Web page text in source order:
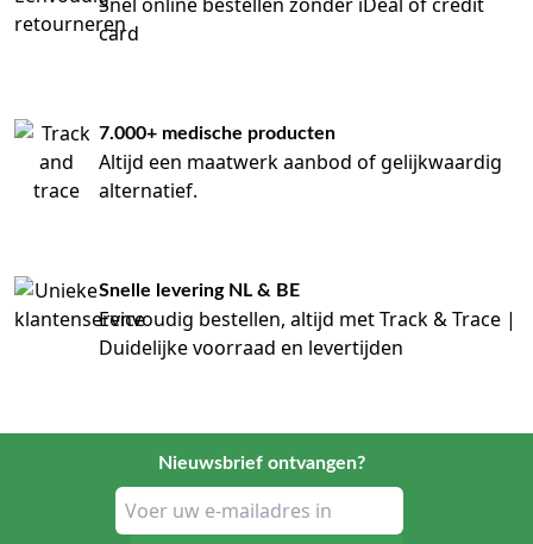
Snel online bestellen zonder iDeal of credit
card
7.000+ medische producten
Altijd een maatwerk aanbod of gelijkwaardig
alternatief.
Snelle levering NL & BE
Eenvoudig bestellen, altijd met Track & Trace |
Duidelijke voorraad en levertijden
Nieuwsbrief ontvangen?